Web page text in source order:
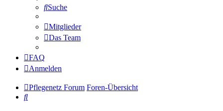
Suche
Mitglieder
Das Team
FAQ
Anmelden
Pflegenetz Forum Foren-Übersicht
Suche